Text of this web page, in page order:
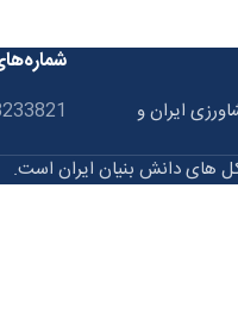
ایران و
های دانش بنیان ایران است.